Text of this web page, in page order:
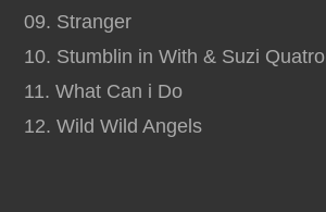
09. Stranger
10. Stumblin in With & Suzi Quatro
11. What Can i Do
12. Wild Wild Angels